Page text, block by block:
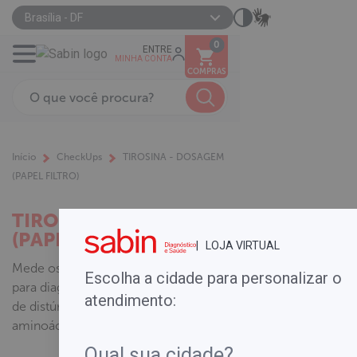
Brasília - DF
ENTRE
MINHA CONTA
COMPRAS
0
Início CheckUps
TIROSINA - DOSAGEM
(PAPEL FILTRO)
TIROSINA - DOSAGEM
(PAPEL FILTRO)
Mede os níveis de tirosina no sangue
para diagnóstico e monitoramento
de distúrbios no metabolismo do
aminoácido, como a tirosinemia.
| LOJA VIRTUAL
Escolha a cidade para personalizar o
atendimento: